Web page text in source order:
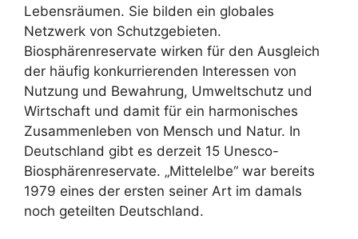
Lebensräumen. Sie bilden ein globales
Netzwerk von Schutzgebieten.
Biosphärenreservate wirken für den Ausgleich
der häufig konkurrierenden Interessen von
Nutzung und Bewahrung, Umweltschutz und
Wirtschaft und damit für ein harmonisches
Zusammenleben von Mensch und Natur. In
Deutschland gibt es derzeit 15 Unesco-
Biosphärenreservate. „Mittelelbe“ war bereits
1979 eines der ersten seiner Art im damals
noch geteilten Deutschland.